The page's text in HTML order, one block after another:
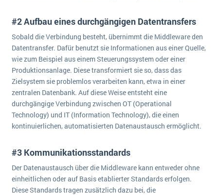
#2 Aufbau eines durchgängigen Datentransfers
Sobald die Verbindung besteht, übernimmt die Middleware den
Datentransfer. Dafür benutzt sie Informationen aus einer Quelle,
wie zum Beispiel aus einem Steuerungssystem oder einer
Produktionsanlage. Diese transformiert sie so, dass das
Zielsystem sie problemlos verarbeiten kann, etwa in einer
zentralen Datenbank. Auf diese Weise entsteht eine
durchgängige Verbindung zwischen OT (Operational
Technology) und IT (Information Technology), die einen
kontinuierlichen, automatisierten Datenaustausch ermöglicht.
#3 Kommunikationsstandards
Der Datenaustausch über die Middleware kann entweder ohne
einheitlichen oder auf Basis etablierter Standards erfolgen.
Diese Standards tragen zusätzlich dazu bei, die